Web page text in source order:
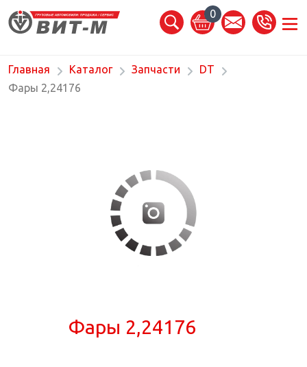
0
Главная Каталог Запчасти
DT
Фары 2,24176
Фары 2,24176